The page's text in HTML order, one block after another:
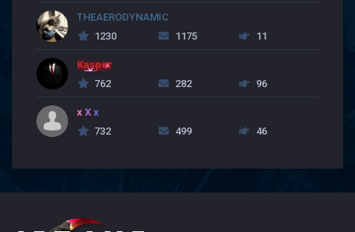
THEAERODYNAMIC
1230
1175 11
Kasper
762
282 96
x X x
732
499 46